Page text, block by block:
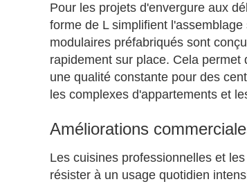
Pour les projets d'envergure aux
forme de L simplifient
modulaires préfabriqués sont
rapidement sur place. Cela
une qualité constante pour des
les complexes d'appartements et
Améliorations
Les cuisines professionnelles et
résister à un usage quotidien